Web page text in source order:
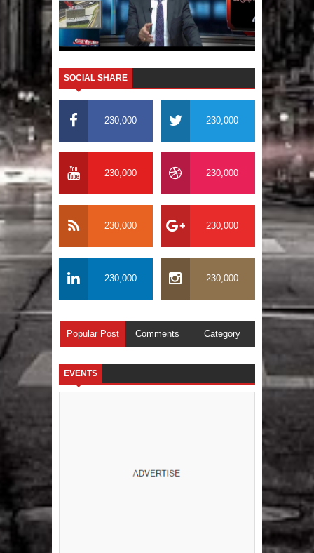
SOCIAL SHARE
230,000 230,000
230,000 230,000
230,000 230,000
230,000 230,000
Popular Post Comments Category
EVENTS